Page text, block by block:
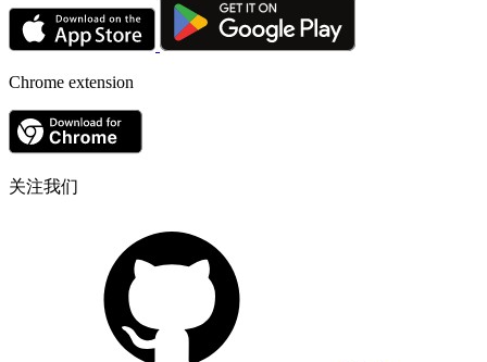
Chrome extension
关注我们